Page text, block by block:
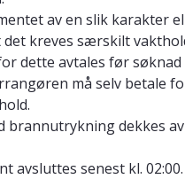
av en slik karakter
kreves særskilt
dette avtales før søknad
må selv betale
brannutrykning dekkes av
avsluttes senest kl. 02:00.